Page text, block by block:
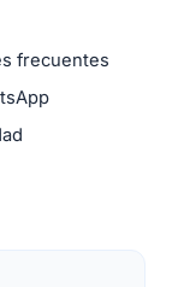
frecuentes